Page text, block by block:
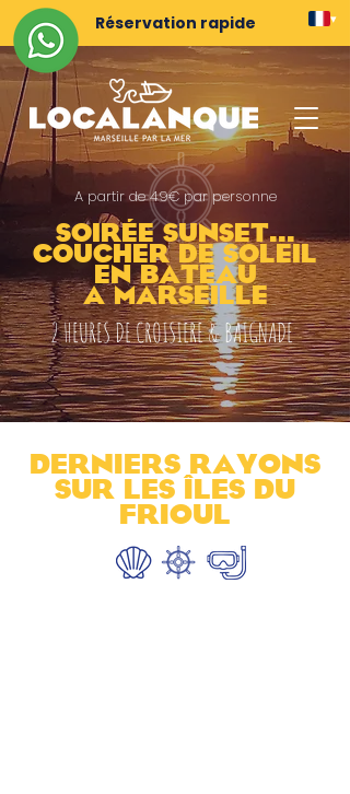
▾
Réservation rapide
A partir de 49€ par personne
SoirÉe Sunset...
coucher de soleil
EN BATEAU
A MARSEILLE
2 HEURES DE CROISIERE & BAIGNADE
DERNIERS RAYONS
SUR LES ÎLES DU
FRIOUL